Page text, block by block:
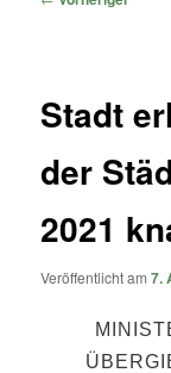
Stadt
der
2021
Veröffentlicht am7.